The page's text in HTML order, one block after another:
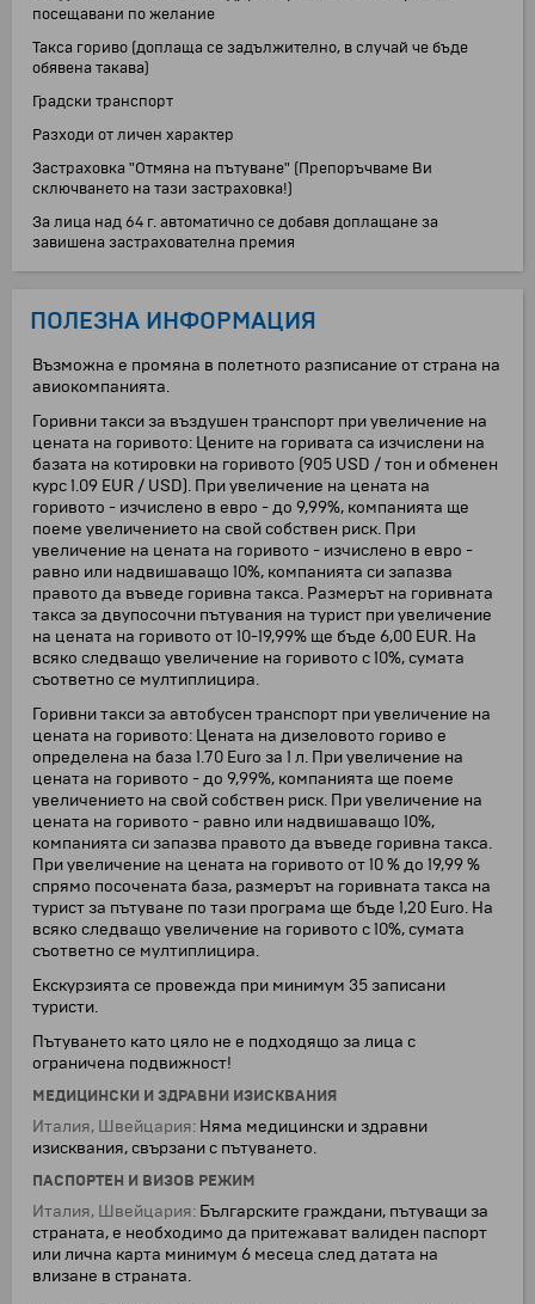
посещавани по желание
Такса гориво (доплаща се задължително, в случай че бъде
обявена такава)
Градски транспорт
Разходи от личен характер
Застраховка "Отмяна на пътуване" (Препоръчваме Ви
сключването на тази застраховка!)
За лица над 64 г. автоматично се добавя доплащане за
завишена застрахователна премия
ПОЛЕЗНА ИНФОРМАЦИЯ
Възможна е промяна в полетното разписание от страна на
авиокомпанията.
Горивни такси за въздушен транспорт при увеличение на
цената на горивото: Цените на горивата са изчислени на
базата на котировки на горивото (905 USD / тон и обменен
курс 1.09 EUR / USD). При увеличение на цената на
горивото - изчислено в евро - до 9,99%, компанията ще
поеме увеличението на свой собствен риск. При
увеличение на цената на горивото - изчислено в евро -
равно или надвишаващо 10%, компанията си запазва
правото да въведе горивна такса. Размерът на горивната
такса за двупосочни пътувания на турист при увеличение
на цената на горивото от 10-19,99% ще бъде 6,00 EUR. На
всяко следващо увеличение на горивото с 10%, сумата
съответно се мултиплицира.
Горивни такси за автобусен транспорт при увеличение на
цената на горивото: Цената на дизеловото гориво е
определена на база 1.70 Euro за 1 л. При увеличение на
цената на горивото - до 9,99%, компанията ще поеме
увеличението на свой собствен риск. При увеличение на
цената на горивото - равно или надвишаващо 10%,
компанията си запазва правото да въведе горивна такса.
При увеличение на цената на горивото от 10 % до 19,99 %
спрямо посочената база, размерът на горивната такса на
турист за пътуване по тази програма ще бъде 1,20 Euro. На
всяко следващо увеличение на горивото с 10%, сумата
съответно се мултиплицира.
Екскурзията се провежда при минимум 35 записани
туристи.
Пътуването като цяло не е подходящо за лица с
ограничена подвижност!
МЕДИЦИНСКИ И ЗДРАВНИ ИЗИСКВАНИЯ
Италия, Швейцария: Няма медицински и здравни
изисквания, свързани с пътуването.
ПАСПОРТЕН И ВИЗОВ РЕЖИМ
Италия, Швейцария: Българските граждани, пътуващи за
страната, е необходимо да притежават валиден паспорт
или лична карта минимум 6 месеца след датата на
влизане в страната.